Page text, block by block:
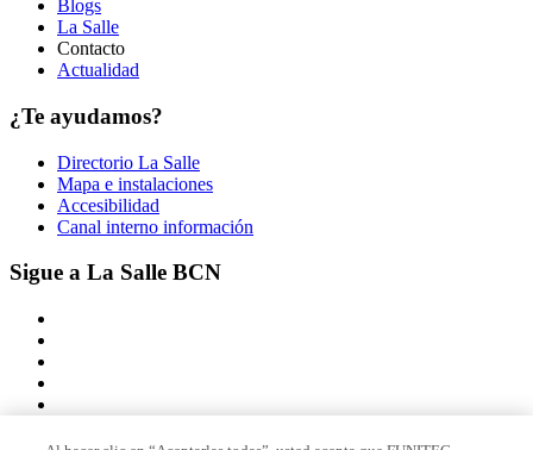
Blogs
La Salle
Contacto
Actualidad
¿Te ayudamos?
Directorio La Salle
Mapa e instalaciones
Accesibilidad
Canal interno información
Sigue a La Salle BCN